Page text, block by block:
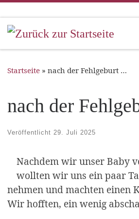
Zum Inhalt springen
Startseite » nach der Fehlgeburt …
nach der
Veröffentlicht 29. Juli 2025
Nachdem wir unser Baby
wollten wir uns ein paar
nehmen und machten einen
Wir hofften, ein wenig